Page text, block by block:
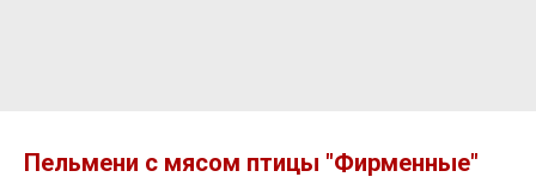
Пельмени с мясом птицы "Фирменные"